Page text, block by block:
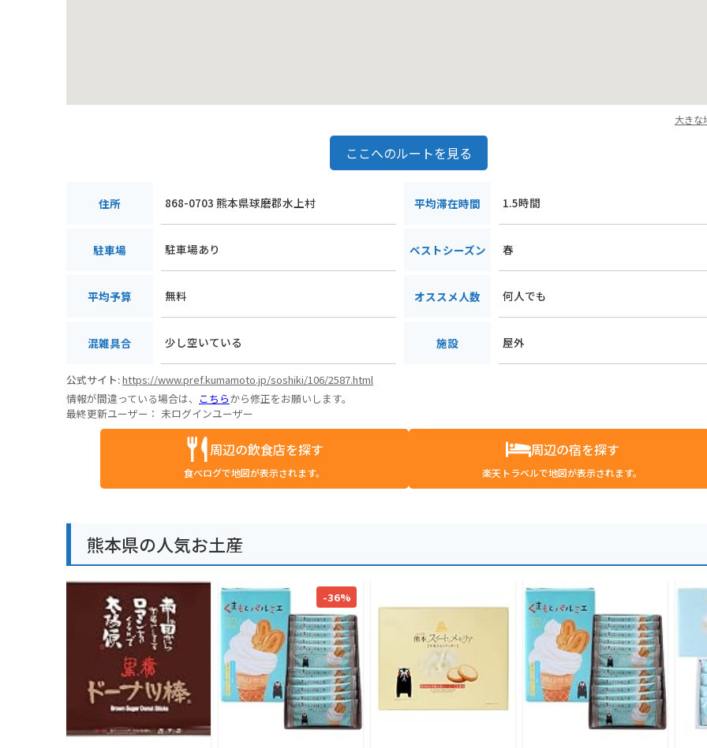
大きな
ここへのルートを見る
住所 868-0703 熊本県球磨郡水上村 平均滞在時間 1.5時間
駐車場 駐車場あり ベストシーズン 春
平均予算 無料 オススメ人数 何人でも
混雑具合 少し空いている 施設 屋外
公式サイト:https://www.pref.kumamoto.jp/soshiki/106/2587.html
情報が間違っている場合は、 こちらから修正をお願いします。
最終更新ユーザー： 未ログインユーザー
周辺の飲食店を探す
食べログで地図が表示されます。
周辺の宿を探す
楽天トラベルで地図が表示されます。
熊本県の人気お土産
-36%